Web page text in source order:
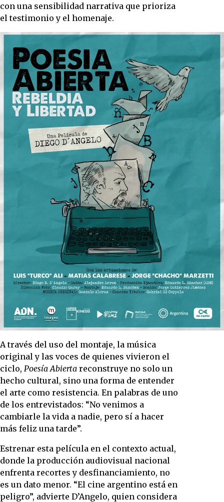
con una sensibilidad narrativa que prioriza
el testimonio y el homenaje.
A través del uso del montaje, la música
original y las voces de quienes vivieron el
ciclo, Poesía Abierta reconstruye no solo un
hecho cultural, sino una forma de entender
el arte como resistencia. En palabras de uno
de los entrevistados: “No venimos a
cambiarle la vida a nadie, pero sí a hacer
más feliz una tarde”.
Estrenar esta película en el contexto actual,
donde la producción audiovisual nacional
enfrenta recortes y desfinanciamiento, no
es un dato menor. “El cine argentino está en
peligro”, advierte D’Angelo, quien considera